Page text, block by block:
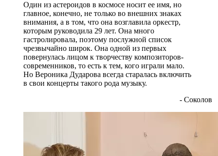
Один из астероидов в космосе носит ее имя, но
главное, конечно, не только во внешних знаках
внимания, а в том, что она возглавила оркестр,
которым руководила 29 лет. Она много
гастролировала, поэтому послужной список
чрезвычайно широк. Она одной из первых
повернулась лицом к творчеству композиторов-
современников, то есть к тем, кого играли мало.
Но Вероника Дударова всегда старалась включить
в свои концерты такого рода музыку.
- Соколов